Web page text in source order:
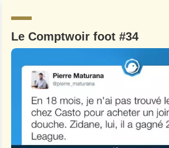
Le Comptwoir foot #34
Un Thread
C'EST PARTI